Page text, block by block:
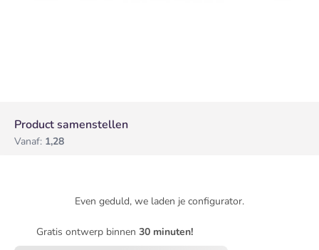
Product samenstellen
Vanaf: 1,28
Even geduld, we laden je configurator.
Gratis ontwerp binnen 30 minuten!